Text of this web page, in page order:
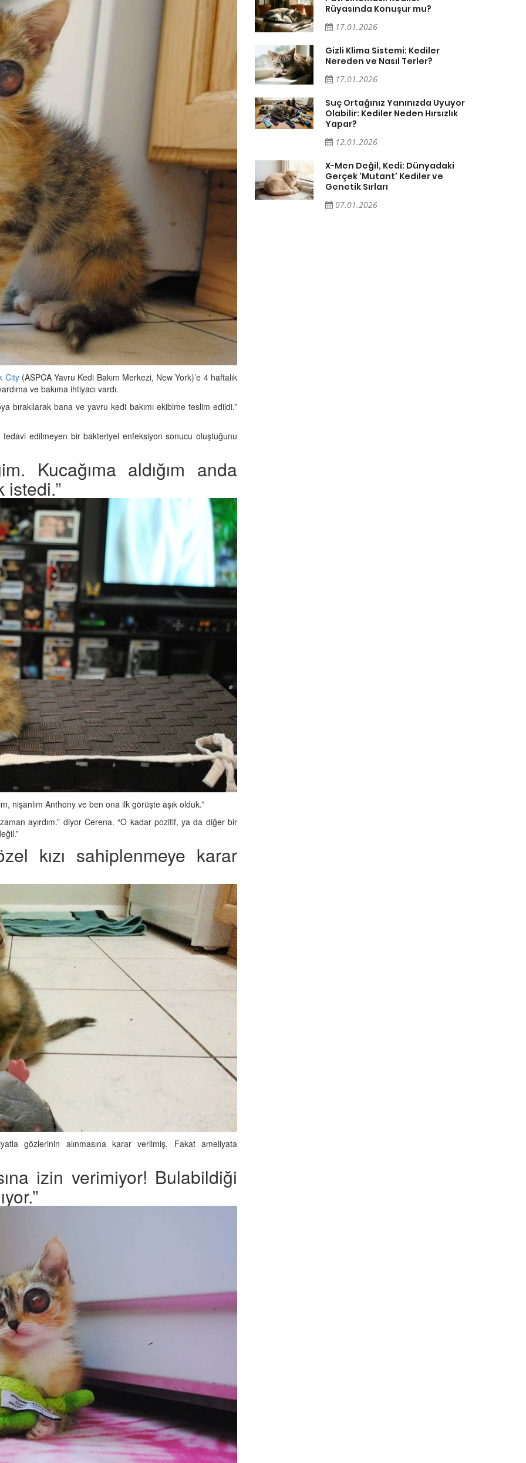
City(ASPCA Yavru Kedi Bakım Merkezi, New York)’e 4 haftalık
ve bakıma ihtiyacı vardı.
bırakılarak bana ve yavru kedi bakımı ekibime teslim edildi.”
edilmeyen bir bakteriyel enfeksiyon sonucu oluştuğunu
Kucağıma aldığım anda
istedi.”
nişanlım Anthony ve ben ona ilk görüşte aşık olduk.”
ayırdım.” diyor Cerena. “O kadar pozitif, ya da diğer bir
kızı sahiplenmeye karar
gözlerinin alınmasına karar verilmiş. Fakat ameliyata
izin verimiyor! Bulabildiği
ve
Ayrılık
Bir
Kedilerin Bıyıkları Neden Bu
Kadar Önemli? Evrimsel İşlevleri
Kışın Tekir Kedi Bakımı: Soğuk
Havada Kediniz İçin 13 Önemli
Özel Bir Bağ: Tekir Kedilerle
Kurulan Derin Dostlukların
Psikolojisi
15.09.2025
Rüyasında Konuşur mu?
17.01.2026
Gizli Klima Sistemi: Kediler
Nereden ve Nasıl Terler?
17.01.2026
Suç Ortağınız Yanınızda Uyuyor
Olabilir: Kediler Neden Hırsızlık
Yapar?
12.01.2026
X-Men Değil, Kedi: Dünyadaki
Gerçek 'Mutant' Kediler ve
Genetik Sırları
07.01.2026